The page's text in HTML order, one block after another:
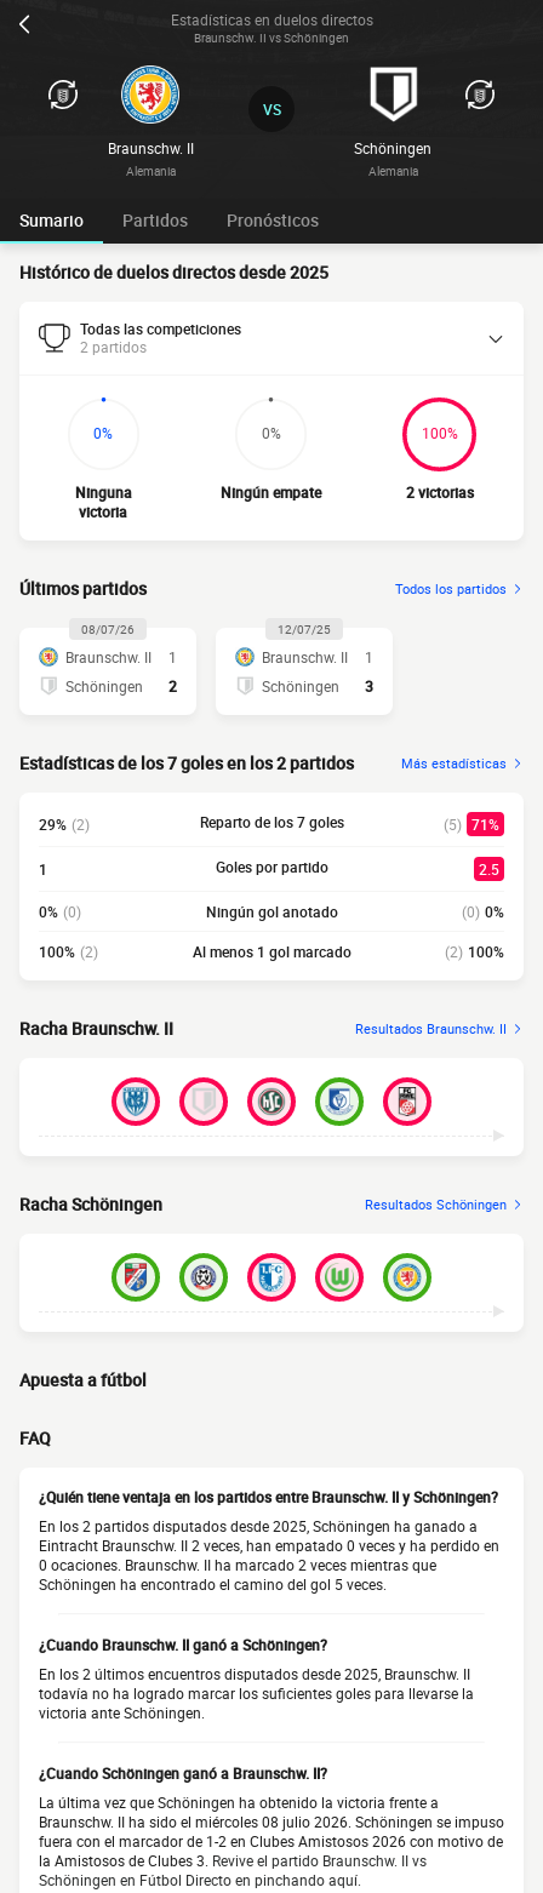
Estadísticas en duelos directos
Braunschw. II vs Schöningen
Braunschw. II
Alemania
Schöningen
Alemania
VS
Sumario Partidos Pronósticos
Histórico de duelos directos desde 2025
Todas las competiciones
2 partidos
0%
Ninguna
victoria
0%
Ningún empate
100%
2 victorias
Últimos partidos Todos los partidos
08/07/26
Braunschw. II
1
Schöningen
2
12/07/25
Braunschw. II
1
Schöningen
3
Estadísticas de los 7 goles en los 2 partidos Más estadísticas
29% (2) Reparto de los 7 goles (5) 71%
1 Goles por partido 2.5
0% (0) Ningún gol anotado (0) 0%
100% (2) Al menos 1 gol marcado (2) 100%
Racha Braunschw. II Resultados Braunschw. II
Racha Schöningen Resultados Schöningen
Apuesta a fútbol
FAQ
¿Quién tiene ventaja en los partidos entre Braunschw. II y Schöningen?
En los 2 partidos disputados desde 2025, Schöningen ha ganado a
Eintracht Braunschw. II 2 veces, han empatado 0 veces y ha perdido en
0 ocaciones. Braunschw. II ha marcado 2 veces mientras que
Schöningen ha encontrado el camino del gol 5 veces.
¿Cuando Braunschw. II ganó a Schöningen?
En los 2 últimos encuentros disputados desde 2025, Braunschw. II
todavía no ha logrado marcar los suficientes goles para llevarse la
victoria ante Schöningen.
¿Cuando Schöningen ganó a Braunschw. II?
La última vez que Schöningen ha obtenido la victoria frente a
Braunschw. II ha sido el miércoles 08 julio 2026. Schöningen se impuso
fuera con el marcador de 1-2 en Clubes Amistosos 2026 con motivo de
la Amistosos de Clubes 3. Revive el partido Braunschw. II vs
Schöningen en Fútbol Directo en pinchando aquí.